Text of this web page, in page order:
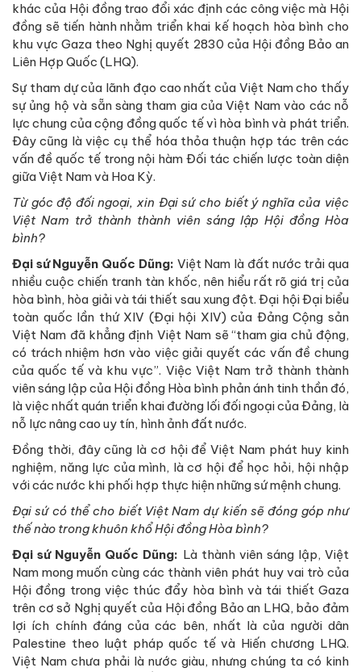
khác của Hội đồng trao đổi xác định các công việc mà Hội
đồng sẽ tiến hành nhằm triển khai kế hoạch hòa bình cho
khu vực Gaza theo Nghị quyết 2830 của Hội đồng Bảo an
Liên Hợp Quốc (LHQ).
Sự tham dự của lãnh đạo cao nhất của Việt Nam cho thấy
sự ủng hộ và sẵn sàng tham gia của Việt Nam vào các nỗ
lực chung của cộng đồng quốc tế vì hòa bình và phát triển.
Đây cũng là việc cụ thể hóa thỏa thuận hợp tác trên các
vấn đề quốc tế trong nội hàm Đối tác chiến lược toàn diện
giữa Việt Nam và Hoa Kỳ.
Từ góc độ đối ngoại, xin Đại sứ cho biết ý nghĩa của việc
Việt Nam trở thành thành viên sáng lập Hội đồng Hòa
bình?
Đại sứ Nguyễn Quốc Dũng: Việt Nam là đất nước trải qua
nhiều cuộc chiến tranh tàn khốc, nên hiểu rất rõ giá trị của
hòa bình, hòa giải và tái thiết sau xung đột. Đại hội Đại biểu
toàn quốc lần thứ XIV (Đại hội XIV) của Đảng Cộng sản
Việt Nam đã khẳng định Việt Nam sẽ “tham gia chủ động,
có trách nhiệm hơn vào việc giải quyết các vấn đề chung
của quốc tế và khu vực”. Việc Việt Nam trở thành thành
viên sáng lập của Hội đồng Hòa bình phản ánh tinh thần đó,
là việc nhất quán triển khai đường lối đối ngoại của Đảng, là
nỗ lực nâng cao uy tín, hình ảnh đất nước.
Đồng thời, đây cũng là cơ hội để Việt Nam phát huy kinh
nghiệm, năng lực của mình, là cơ hội để học hỏi, hội nhập
với các nước khi phối hợp thực hiện những sứ mệnh chung.
Đại sứ có thể cho biết Việt Nam dự kiến sẽ đóng góp như
thế nào trong khuôn khổ Hội đồng Hòa bình?
Đại sứ Nguyễn Quốc Dũng: Là thành viên sáng lập, Việt
Nam mong muốn cùng các thành viên phát huy vai trò của
Hội đồng trong việc thúc đẩy hòa bình và tái thiết Gaza
trên cơ sở Nghị quyết của Hội đồng Bảo an LHQ, bảo đảm
lợi ích chính đáng của các bên, nhất là của người dân
Palestine theo luật pháp quốc tế và Hiến chương LHQ.
Việt Nam chưa phải là nước giàu, nhưng chúng ta có kinh